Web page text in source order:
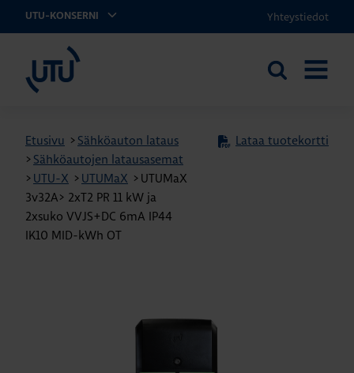
UTU-KONSERNI Yhteystiedot
Etsi
Etusivu > Sähköauton lataus
> Sähköautojen latausasemat
> UTU-X > UTUMaX > UTUMaX
3v32A> 2xT2 PR 11 kW ja
2xsuko VVJS+DC 6mA IP44
IK10 MID-kWh OT
Lataa tuotekortti